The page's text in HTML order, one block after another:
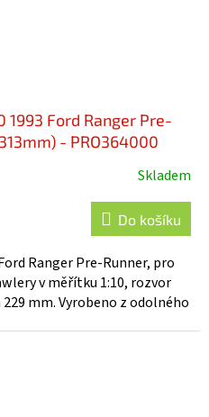
1993 Ford Ranger Pre-
- PRO364000
Skladem
Do košíku
Ranger Pre-Runner, pro
v měřítku 1:10, rozvor
mm. Vyrobeno z odolného